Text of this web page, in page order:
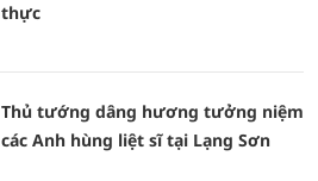
thực
Thủ tướng dâng hương tưởng niệm
các Anh hùng liệt sĩ tại Lạng Sơn